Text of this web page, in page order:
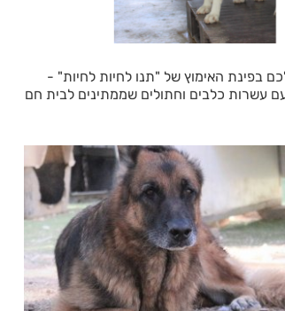
בפינת האימוץ של "תנו לחיות לחיות" -
עשרות כלבים וחתולים שממתינים לבית חם